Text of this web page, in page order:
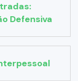
Defensiva